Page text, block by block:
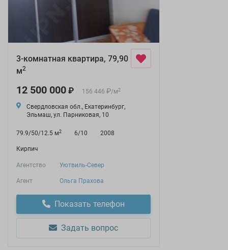
3-комнатная квартира, 79,90
м2
12 500 000 ₽ 156 446 ₽/м2
Свердловская обл., Екатеринбург,
Эльмаш, ул. Парниковая, 10
79.9/50/12.5 м2 6/10 2008
Кирпич
Агентство Уютвиль-Север
Агент Ольга Прахова
Показать телефон
Задать вопрос